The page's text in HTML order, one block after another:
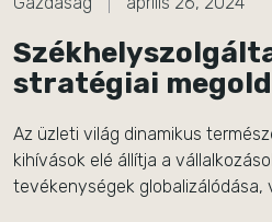
stratégiai
Az üzleti világ dinamikus
kihívások elé állítja a
tevékenységek globalizálódása,